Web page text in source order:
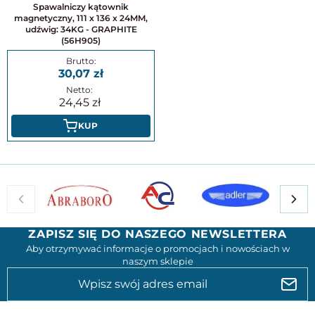
Spawalniczy kątownik
magnetyczny, 111 x 136 x 24MM,
udźwig: 34KG - GRAPHITE
(56H905)
30,07
24,45
KUP
ZAPISZ SIĘ DO NASZEGO NEWSLETTERA
Aby otrzymywać informacje o promocjach i nowościach w
naszym sklepie